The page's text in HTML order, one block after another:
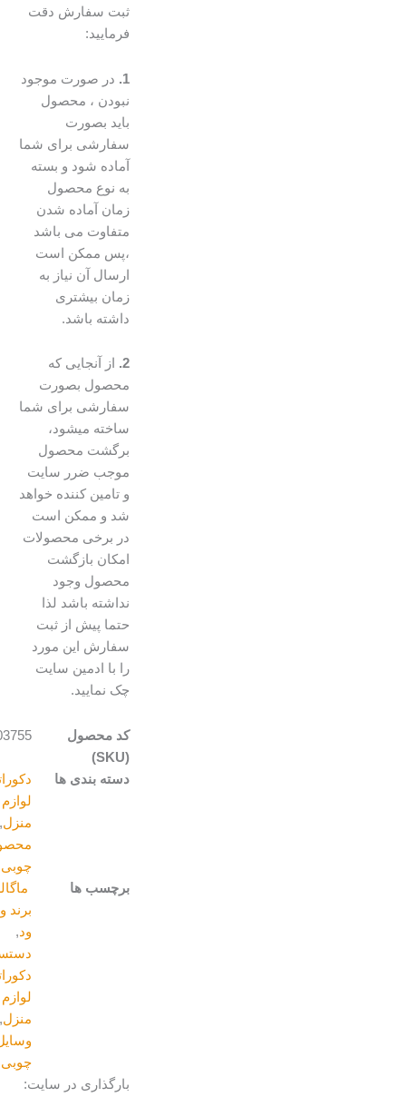
ثبت سفارش دقت
فرمایید:
در صورت موجود
نبودن ، محصول
باید بصورت
سفارشی برای شما
آماده شود و بسته
به نوع محصول
زمان آماده شدن
متفاوت می باشد
،پس ممکن است
ارسال آن نیاز به
زمان بیشتری
داشته باشد.
از آنجایی که
محصول بصورت
سفارشی برای شما
ساخته میشود،
برگشت محصول
موجب ضرر سایت
و تامین کننده خواهد
شد و ممکن است
در برخی محصولات
امکان بازگشت
محصول وجود
نداشته باشد لذا
حتما پیش از ثبت
سفارش این مورد
را با ادمین سایت
چک نمایید.
کد محصول
A203755
دسته بندی ها
دکوراتیو و
لوازم
منزل,
محصولات
چوبی
برچسب ها
ماگالری,
برند ودی
دستسازه,
دکوراتیو و
لوازم
منزل,
وسایل
چوبی
بارگذاری در سایت: